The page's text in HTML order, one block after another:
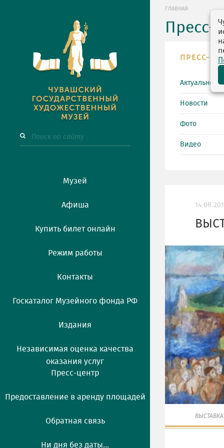
Музей
Афиша
Купить билет онлайн
Режим работы
Контакты
Госкаталог Музейного фонда РФ
Издания
Независимая оценка качества
оказания услуг
Пресс-центр
Предоставление в аренду площадей
Обратная связь
Ни дня без даты...
ГЛАВНАЯ
Пресс-
ПРЕСС-
Актуально
Новости
Фото
Видео